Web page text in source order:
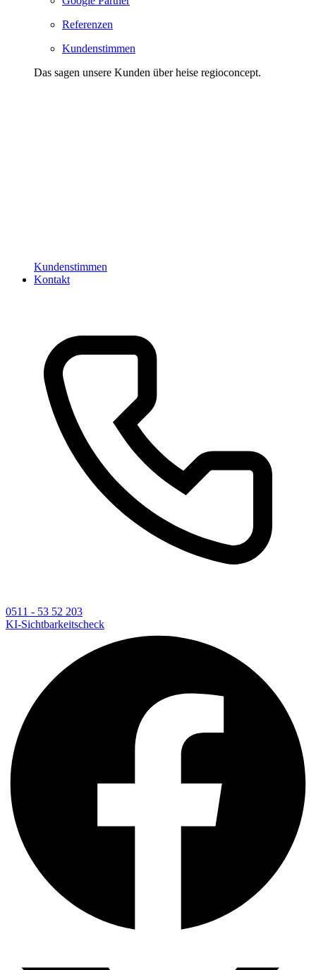
Referenzen
Kundenstimmen
Das sagen unsere Kunden über heise regioconcept.
Kundenstimmen
Kontakt
0511 - 53 52 203
KI-Sichtbarkeitscheck